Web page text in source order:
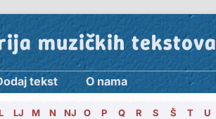
muzičkih tekstova
tekst O nama
LJ M N NJ O P Q R S Š T U